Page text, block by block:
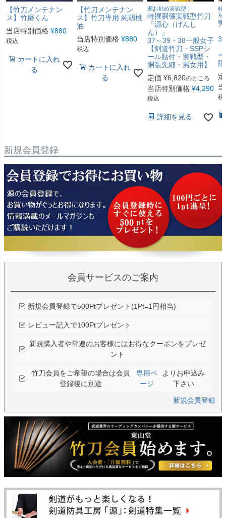
【竹刀メンテナン
ス】竹磨くん
当店特別価格 ¥880
税込
カートに入れ
る
【竹刀メンテナン
ス】竹刀専用 純胡桃
油
当店特別価格 ¥880
税込
カートに入れ
る
源お勧め実戦型！
特撰胴張実戦型竹刀
『源心（げんし
ん）』
37～39・38一般女子
【剣道竹刀・SSPシ
ール貼付・実戦型・
胴張先細・男女用】
定価 ¥6,820のところ
当店特別価格 ¥4,290
税込
詳細を見る
軽
を
税
新規会員登録
会員サービスのご案内
新規会員登録で500Ptプレゼント(1Pt=1円相当)
レビュー記入で100Ptプレゼント
新規購入者や常連のお客様にはお得なクーポンをプレゼ
ント
竹刀会員をご希望の場合は会員
登録後に別途
専用ペ
ージ
よりお申込み
下さい
新規会員登録